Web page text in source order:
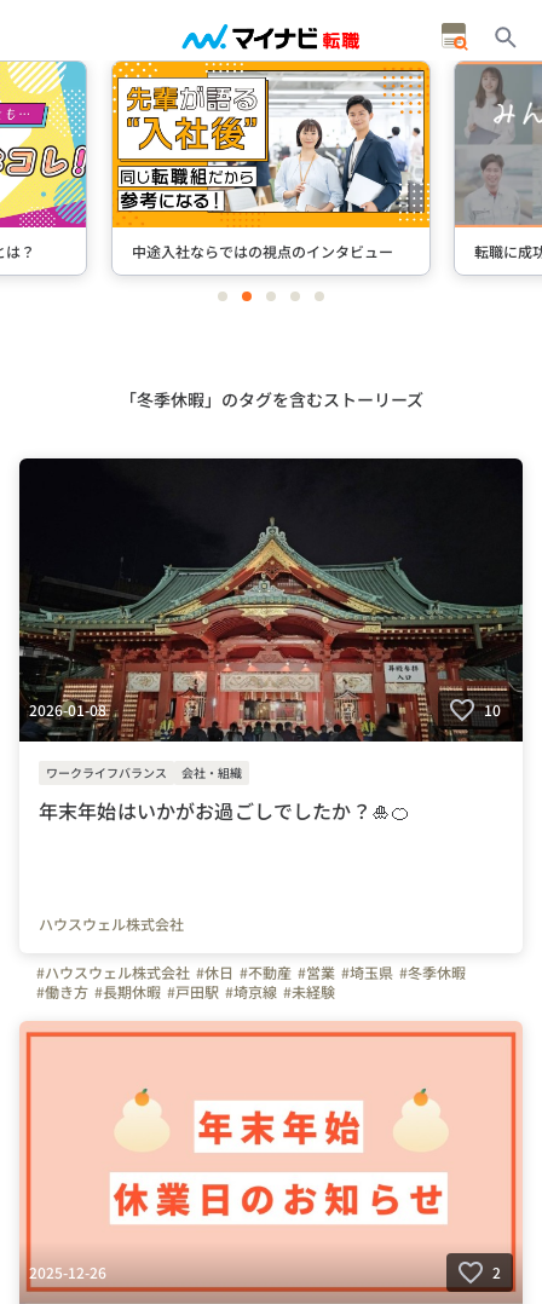
社ならではの視点のインタビュー 転職に成功した先輩たちのインタ
itemitemitemitemitem
「冬季休暇」のタグを含むストーリーズ
2026-01-08 10
ワークライフバランス 会社・組織
年末年始はいかがお過ごしでしたか？🎍🍊
ハウスウェル株式会社
#ハウスウェル株式会社 #休日 #不動産 #営業 #埼玉県 #冬季休暇
#働き方 #長期休暇 #戸田駅 #埼京線 #未経験
2025-12-26 2